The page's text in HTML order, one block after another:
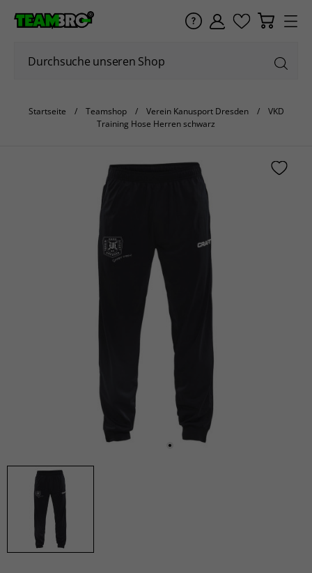
Startseite Teamshop Verein Kanusport Dresden
VKD
Training Hose Herren schwarz